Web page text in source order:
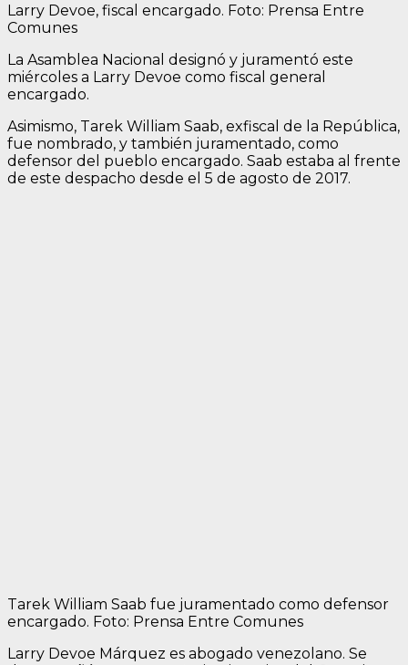
Larry Devoe, fiscal encargado. Foto: Prensa Entre
Comunes
La Asamblea Nacional designó y juramentó este
miércoles a Larry Devoe como fiscal general
encargado.
Asimismo, Tarek William Saab, exfiscal de la República,
fue nombrado, y también juramentado, como
defensor del pueblo encargado. Saab estaba al frente
de este despacho desde el 5 de agosto de 2017.
Tarek William Saab fue juramentado como defensor
encargado. Foto: Prensa Entre Comunes
Larry Devoe Márquez es abogado venezolano. Se